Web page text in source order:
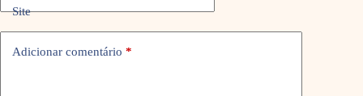
Site
Adicionar comentário *